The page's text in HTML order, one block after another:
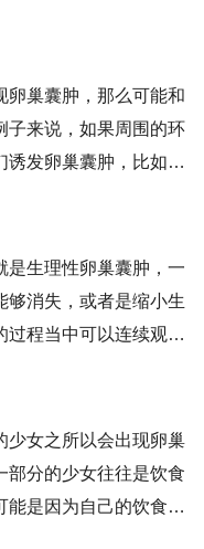
说越来越多的少女会
事，这是很多人希望能
卵巢囊肿，那么可能和
子来说，如果周围的环
诱发卵巢囊肿，比如卵
可能更加容易出现卵
巢囊肿的影响还是非常
是生理性卵巢囊肿，一
够消失，或者是缩小生
过程当中可以连续观察
药的方式进行治疗就
的过程当中被治疗的可
手术治疗。
少女之所以会出现卵巢
部分的少女往往是饮食
能是因为自己的饮食不